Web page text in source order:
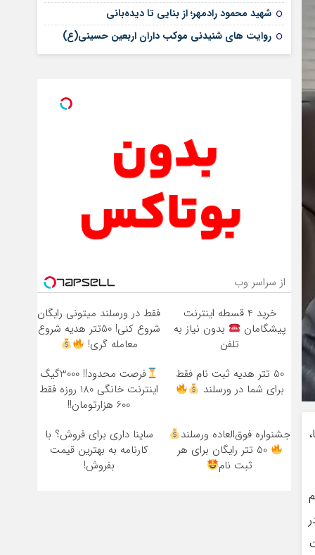
شهید محمود رادمهر؛ از بنایی تا دیده‌بانی
روایت های شنیدنی موکب داران اربعین حسینی(ع)
از سراسر وب
خرید 4 قسطه اینترنت
پیشگامان
بدون نیاز به
تلفن
فقط در ورسلند میتونی رایگان
شروع کنی! 50تتر هدیه شروع
معامله گری!
50 تتر هدیه ثبت نام فقط
برای شما در ورسلند
فرصت محدود!! 3000گیگ
اینترنت خانگی 180 روزه فقط
600 هزارتومان!!
جشنواره فوق‌العاده ورسلند
50 تتر رایگان برای هر
ثبت نام
ساینا داری برای فروش؟ با
کارنامه به بهترین قیمت
بفروش!